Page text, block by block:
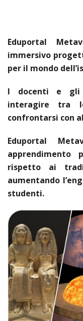
Eduportal
immersivo
per il mondo
I docenti e gli
interagire tra
confrontarsi con
Eduportal
apprendimento
rispetto ai
aumentando
studenti.